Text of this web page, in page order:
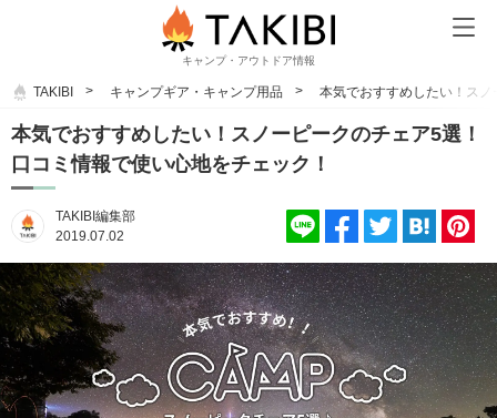
キャンプ・アウトドア情報
TAKIBI キャンプギア・キャンプ用品 本気でおすすめしたい！ス
本気でおすすめしたい！スノーピークのチェア5選！
口コミ情報で使い心地をチェック！
TAKIBI編集部
2019.07.02